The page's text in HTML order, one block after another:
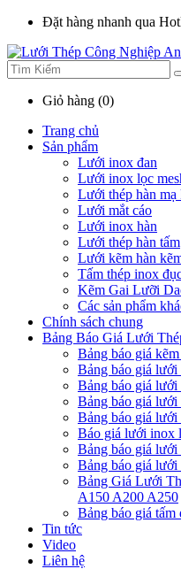
Đặt hàng nhanh qua
Giỏ hàng (0)
Trang chủ
Sản phẩm
Lưới inox đan
Lưới inox lọc
Lưới thép hàn mạ
Lưới mắt cáo
Lưới inox hàn
Lưới thép hàn tấm
Lưới kẽm hàn
Tấm thép inox
Kẽm Gai Lưỡi
Các sản phẩm
Chính sách chung
Bảng Báo Giá Lưới
Bảng báo giá
Bảng báo giá lưới
Bảng báo giá lưới
Bảng báo giá lưới
Bảng báo giá lưới
Báo giá lưới inox
Bảng báo giá
Bảng báo giá lưới
Bảng Giá Lưới
A150 A200 A250
Bảng báo giá
Tin tức
Video
Liên hệ